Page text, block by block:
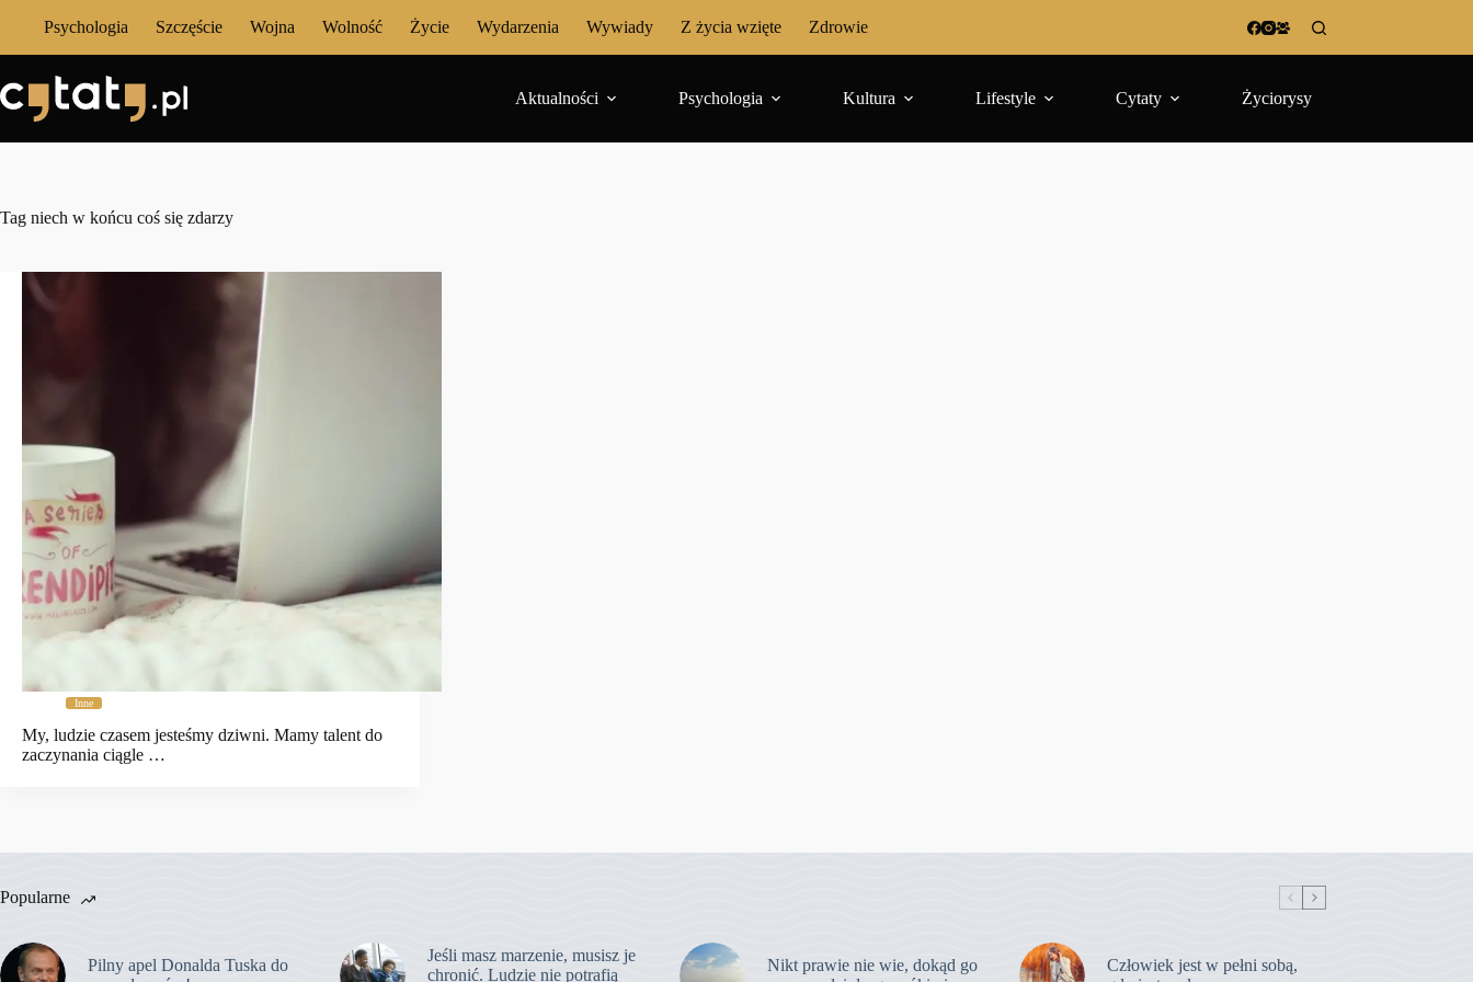
Psychologia Szczęście Wojna Wolność Życie Wydarzenia Wywiady Z życia wzięte Zdrowie
Aktualności Psychologia Kultura Lifestyle Cytaty Życiorysy
Tag niech w końcu coś się zdarzy
Inne
My, ludzie czasem jesteśmy dziwni. Mamy talent do
zaczynania ciągle …
Popularne
Pilny apel Donalda Tuska do
Jeśli masz marzenie, musisz je
chronić. Ludzie nie potrafią
Nikt prawie nie wie, dokąd go
Człowiek jest w pełni sobą,